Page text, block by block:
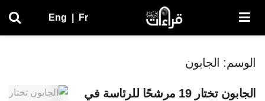
Eng Fr
الوسم: الجابون
الجابون تختار 19 مرشحًا للرئاسة في